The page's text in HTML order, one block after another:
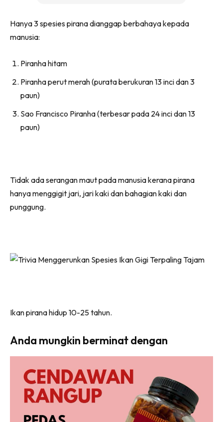
Hanya 3 spesies pirana dianggap berbahaya kepada
manusia:
Piranha hitam
Piranha perut merah (purata berukuran 13 inci dan 3
paun)
Sao Francisco Piranha (terbesar pada 24 inci dan 13
paun)
Tidak ada serangan maut pada manusia kerana pirana
hanya menggigit jari, jari kaki dan bahagian kaki dan
punggung.
Ikan pirana hidup 10-25 tahun.
Anda mungkin berminat dengan